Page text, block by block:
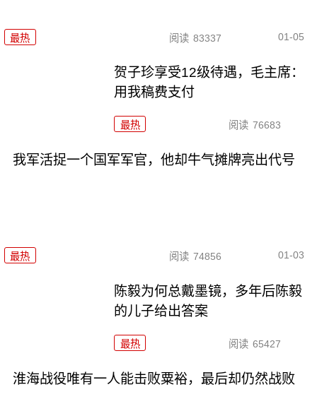
最热 阅读 83337 01-05
贺子珍享受12级待遇，毛主席：
用我稿费支付
最热 阅读 76683
我军活捉一个国军军官，他却牛气摊牌亮出代号
最热 阅读 74856 01-03
陈毅为何总戴墨镜，多年后陈毅
的儿子给出答案
最热 阅读 65427
淮海战役唯有一人能击败粟裕，最后却仍然战败